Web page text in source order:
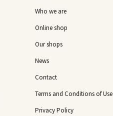
Who we are
Online shop
Our shops
News
Contact
Terms and Conditions of Use
Privacy Policy